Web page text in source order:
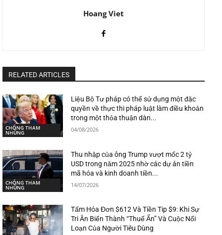
Hoang Viet
RELATED ARTICLES
CHỐNG THAM
NHŨNG
Liệu Bộ Tư pháp có thể sử dụng một đặc
quyền về thực thi pháp luật làm điều khoản
trong một thỏa thuận dàn...
04/08/2026
CHỐNG THAM
NHŨNG
Thu nhập của ông Trump vượt mốc 2 tỷ
USD trong năm 2025 nhờ các dự án tiền
mã hóa và kinh doanh tiền...
14/07/2026
Tấm Hóa Đơn $612 Và Tiền Tip $9: Khi Sự
Tri Ân Biến Thành “Thuế Ẩn” Và Cuộc Nổi
Loạn Của Người Tiêu Dùng